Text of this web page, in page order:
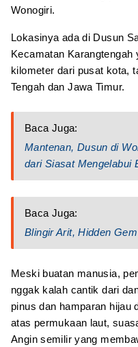
Wonogiri.
Lokasinya ada di Dusun
Kecamatan Karangtengah
kilometer dari pusat kota,
Tengah dan Jawa Timur.
Baca Juga:
Mantenan, Dusun di
dari Siasat Mengelabui
Baca Juga:
Blingir Arit, Hidden
Meski buatan manusia,
nggak kalah cantik dari
pinus dan hamparan hijau
atas permukaan laut,
Angin semilir yang